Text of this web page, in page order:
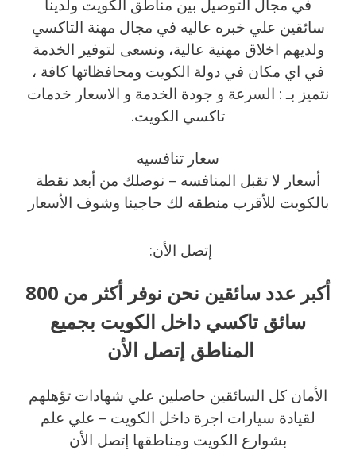
في مجال التوصيل بين مناطق الكويت ولدينا
سائقين علي خبره عاليه في مجال مهنة التاكسي
ولديهم اخلاق مهنية عالية، ونسعى لتوفير الخدمة
في اي مكان في دولة الكويت ومحافظاتها كافة ،
نتميز بـ : السرعة و جودة الخدمة و الاسعار خدمات
تاكسي الكويت.
سعار تنافسيه
أسعار لا تقبل المنافسه – نوصلك من أبعد نقطة
بالكويت للأقرب منطقه لك حاجينا وشوف الأسعار
إتصل الأن:
أكبر عدد سائقين نحن نوفر أكثر من 800
سائق تاكسي داخل الكويت بجميع
المناطق إتصل الأن
الأمان كل السائقين حاصلين علي شهادات تؤهلهم
لقيادة سيارات اجرة داخل الكويت – علي علم
بشوارع الكويت ومناطقها إتصل الأن